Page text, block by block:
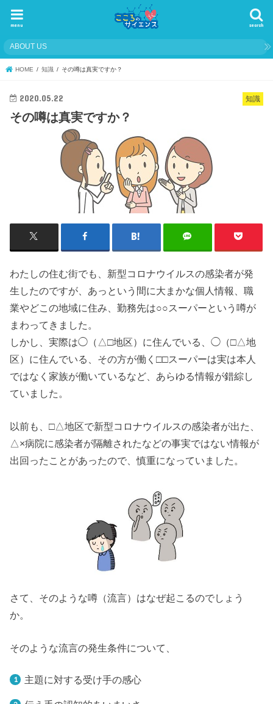
search
menu
ABOUT US
HOME 知識 その噂は真実ですか？
知識
2020.05.22
その噂は真実ですか？
わたしの住む街でも、新型コロナウイルスの感染者が発
生したのですが、あっという間に大まかな個人情報、職
業やどこの地域に住み、勤務先は○○スーパーという噂が
まわってきました。
しかし、実際は◯（△□地区）に住んでいる、◯（□△地
区）に住んでいる、その方が働く□□スーパーは実は本人
ではなく家族が働いているなど、あらゆる情報が錯綜し
ていました。
以前も、□△地区で新型コロナウイルスの感染者が出た、
△×病院に感染者が隔離されたなどの事実ではない情報が
出回ったことがあったので、慎重になっていました。
さて、そのような噂（流言）はなぜ起こるのでしょう
か。
そのような流言の発生条件について、
主題に対する受け手の感心